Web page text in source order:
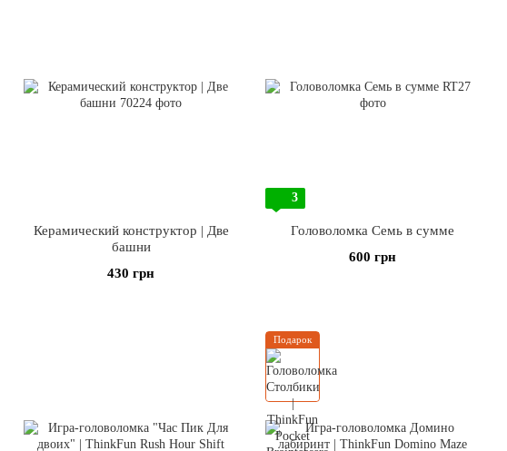
Керамический конструктор | Две
башни
430 грн
3
Головоломка Семь в сумме
600 грн
Подарок